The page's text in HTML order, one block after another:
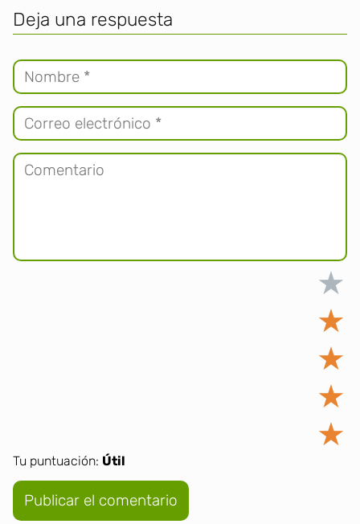
Deja una respuesta
★
★
★
★
★
Tu puntuación: Útil